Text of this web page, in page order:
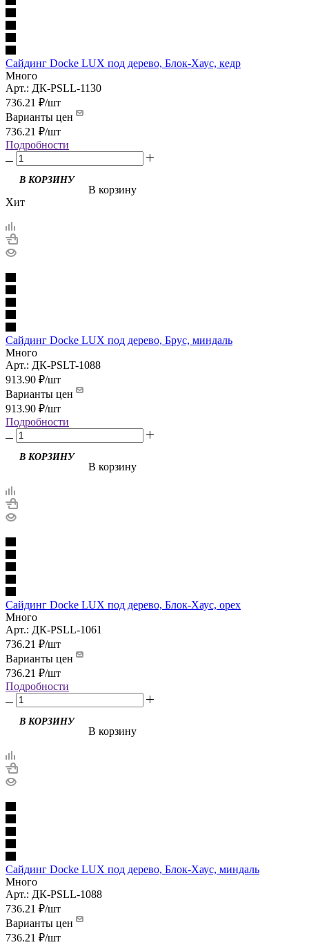
Сайдинг Docke LUX под дерево, Блок-Хаус, кедр
Много
Арт.: ДК-PSLL-1130
736.21 ₽/шт
Варианты цен
736.21 ₽/шт
Подробности
В корзину
Хит
Сайдинг Docke LUX под дерево, Брус, миндаль
Много
Арт.: ДК-PSLT-1088
913.90 ₽/шт
Варианты цен
913.90 ₽/шт
Подробности
В корзину
Сайдинг Docke LUX под дерево, Блок-Хаус, орех
Много
Арт.: ДК-PSLL-1061
736.21 ₽/шт
Варианты цен
736.21 ₽/шт
Подробности
В корзину
Сайдинг Docke LUX под дерево, Блок-Хаус, миндаль
Много
Арт.: ДК-PSLL-1088
736.21 ₽/шт
Варианты цен
736.21 ₽/шт